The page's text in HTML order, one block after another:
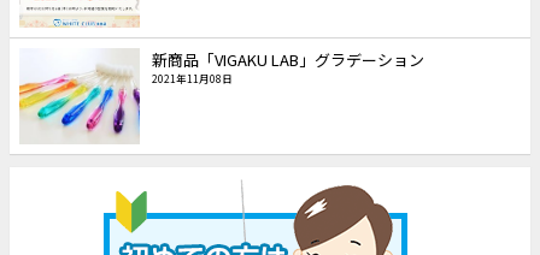
新商品「VIGAKU LAB」グラデーション
2021年11月08日